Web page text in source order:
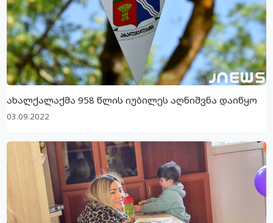
ახალქალაქმა 958 წლის იუბილეს აღნიშვნა დაიწყო
03.09.2022